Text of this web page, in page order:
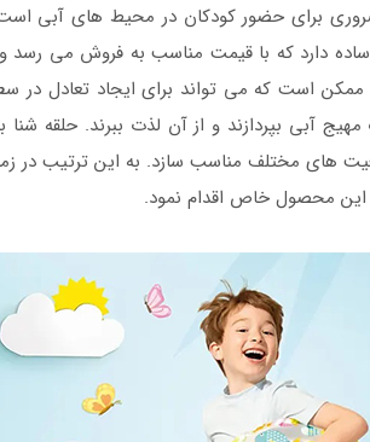
و ضروری برای حضور کودکان در محیط های
دارد که با قیمت مناسب به فروش می رسد و
است که می تواند برای ایجاد تعادل در
آبی بپردازند و از آن لذت ببرند. حلقه
های مختلف مناسب سازد. به این ترتیب
این محصول خاص اقدام نمود.